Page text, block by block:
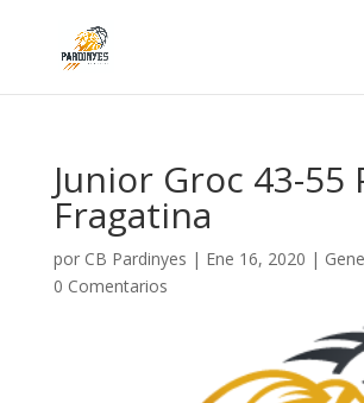
Junior Groc 43-55
Fragatina
por CB Pardinyes | Ene 16, 2020 |
0 Comentarios